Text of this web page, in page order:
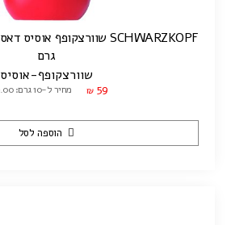
גרם
שוורצקופף-אוסיס
₪ 59 מחיר ל-10 גרם: ₪59.00
הוספה לסל